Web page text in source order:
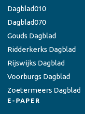
Dagblad010
Dagblad070
Gouds Dagblad
Ridderkerks Dagblad
Rijswijks Dagblad
Voorburgs Dagblad
Zoetermeers Dagblad
E-PAPER